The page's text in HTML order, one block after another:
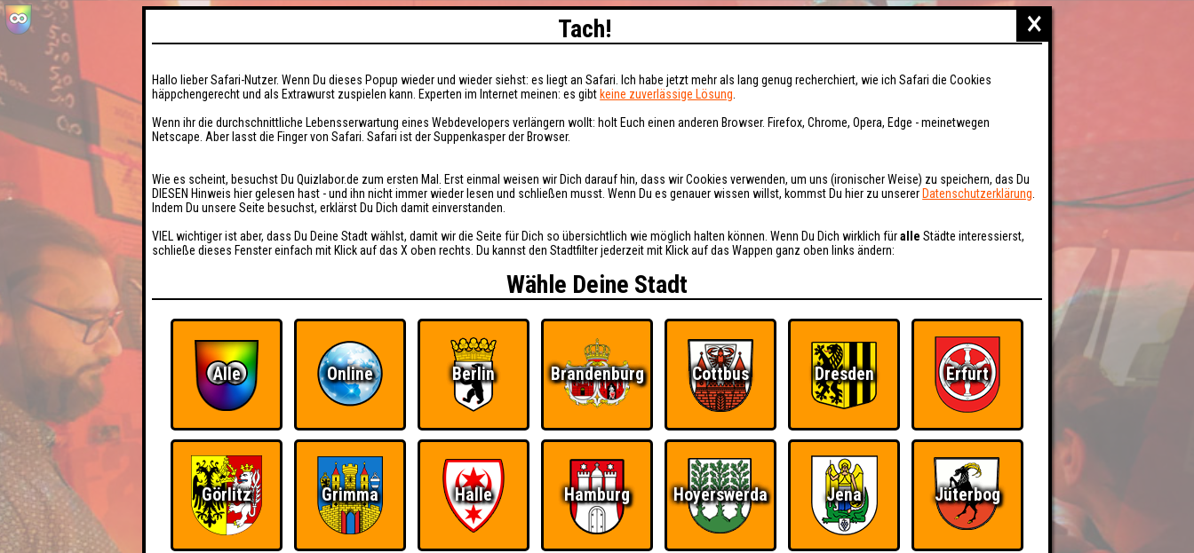
×
Tach!
Hallo lieber Safari-Nutzer. Wenn Du dieses Popup wieder und wieder siehst: es liegt an Safari. Ich habe jetzt mehr als lang genug recherchiert, wie ich Safari die Cookies
häppchengerecht und als Extrawurst zuspielen kann. Experten im Internet meinen: es gibt keine zuverlässige Lösung
Wenn ihr die durchschnittliche Lebensserwartung eines Webdevelopers verlängern wollt: holt Euch einen anderen Browser. Firefox, Chrome, Opera, Edge - meinetwegen
Netscape. Aber lasst die Finger von Safari. Safari ist der Suppenkasper der Browser.
Wie es scheint, besuchst Du Quizlabor.de zum ersten Mal. Erst einmal weisen wir Dich darauf hin, dass wir Cookies verwenden, um uns (ironischer Weise) zu speichern, das Du
DIESEN Hinweis hier gelesen hast - und ihn nicht immer wieder lesen und schließen musst. Wenn Du es genauer wissen willst, kommst Du hier zu unserer Datenschutzerklärung
Indem Du unsere Seite besuchst, erklärst Du Dich damit einverstanden.
VIEL wichtiger ist aber, dass Du Deine Stadt wählst, damit wir die Seite für Dich so übersichtlich wie möglich halten können. Wenn Du Dich wirklich füralle Städte interessierst,
schließe dieses Fenster einfach mit Klick auf das X oben rechts. Du kannst den Stadtfilter jederzeit mit Klick auf das Wappen ganz oben links ändern:
Wähle Deine Stadt
Alle Online Berlin Brandenburg Cottbus Dresden Erfurt
Görlitz Grimma Halle Hamburg Hoyerswerda Jena Jüterbog